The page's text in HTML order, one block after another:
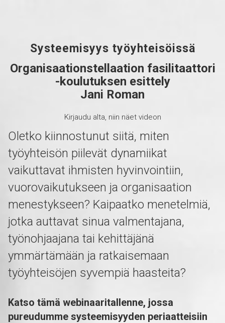
Systeemisyys työyhteisöissä
Organisaationstellaation fasilitaattori
-koulutuksen esittely
Jani Roman
Kirjaudu alta, niin näet videon
Oletko kiinnostunut siitä, miten
työyhteisön piilevät dynamiikat
vaikuttavat ihmisten hyvinvointiin,
vuorovaikutukseen ja organisaation
menestykseen? Kaipaatko menetelmiä,
jotka auttavat sinua valmentajana,
työnohjaajana tai kehittäjänä
ymmärtämään ja ratkaisemaan
työyhteisöjen syvempiä haasteita?
Katso tämä webinaaritallenne, jossa
pureudumme systeemisyyden periaatteisiin